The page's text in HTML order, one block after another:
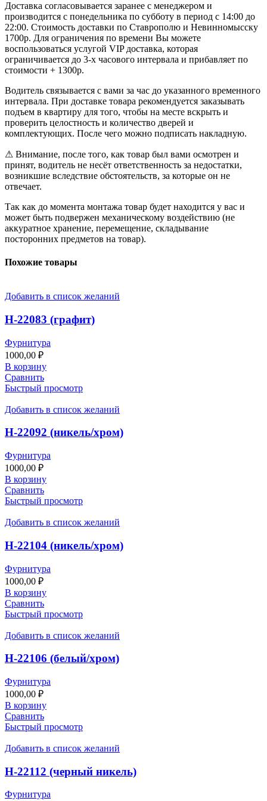
Доставка согласовывается заранее с менеджером и
производится с понедельника по субботу в период с 14:00 до
22:00. Стоимость доставки по Ставрополю и Невинномысску
1700р. Для ограничения по времени Вы можете
воспользоваться услугой VIP доставка, которая
ограничивается до 3-х часового интервала и прибавляет по
стоимости + 1300р.
Водитель связывается с вами за час до указанного временного
интервала. При доставке товара рекомендуется заказывать
подъем в квартиру для того, чтобы на месте вскрыть и
проверить целостность и количество дверей и
комплектующих. После чего можно подписать накладную.
⚠ Внимание, после того, как товар был вами осмотрен и
принят, водитель не несёт ответственность за недостатки,
возникшие вследствие обстоятельств, за которые он не
отвечает.
Так как до момента монтажа товар будет находится у вас и
может быть подвержен механическому воздействию (не
аккуратное хранение, перемещение, складывание
посторонних предметов на товар).
Похожие товары
Добавить в список желаний
Н-22083 (графит)
Фурнитура
1000,00 ₽
В корзину
Сравнить
Быстрый просмотр
Добавить в список желаний
Н-22092 (никель/хром)
Фурнитура
1000,00 ₽
В корзину
Сравнить
Быстрый просмотр
Добавить в список желаний
Н-22104 (никель/хром)
Фурнитура
1000,00 ₽
В корзину
Сравнить
Быстрый просмотр
Добавить в список желаний
Н-22106 (белый/хром)
Фурнитура
1000,00 ₽
В корзину
Сравнить
Быстрый просмотр
Добавить в список желаний
Н-22112 (черный никель)
Фурнитура